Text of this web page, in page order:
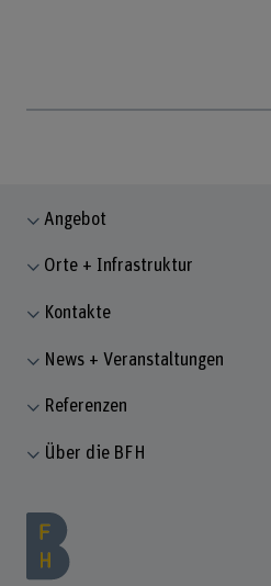
Angebot
Orte + Infrastruktur
Kontakte
News + Veranstaltungen
Referenzen
Über die BFH